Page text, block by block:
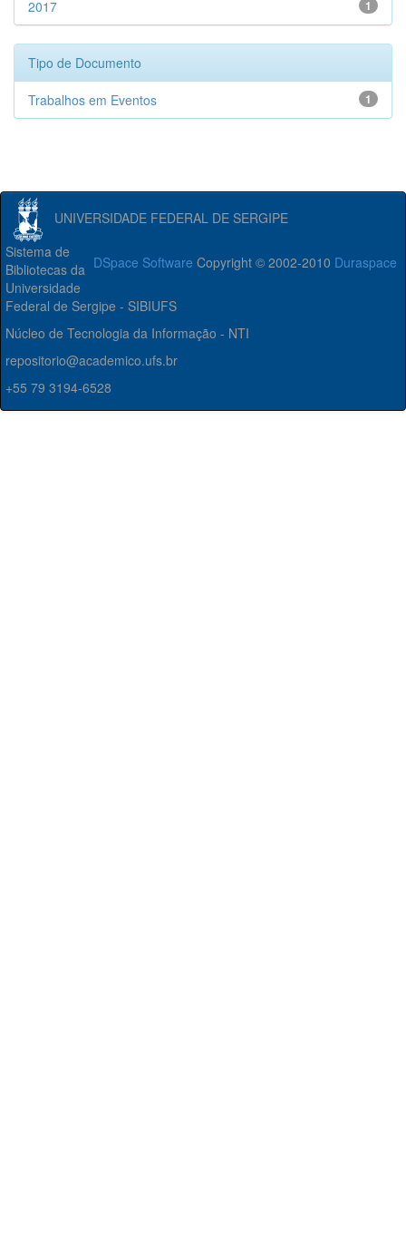
1
2017
Tipo de Documento
1
Trabalhos em Eventos
UNIVERSIDADE FEDERAL DE SERGIPE
DSpace Software Copyright © 2002-2010 Duraspace
Sistema de
Bibliotecas da
Universidade
Federal de Sergipe - SIBIUFS
Núcleo de Tecnologia da Informação - NTI
repositorio@academico.ufs.br
+55 79 3194-6528